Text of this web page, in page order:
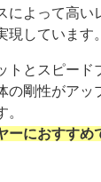
によって高い
しています。
トとスピード
の剛性がアッ
ーにおすすめ